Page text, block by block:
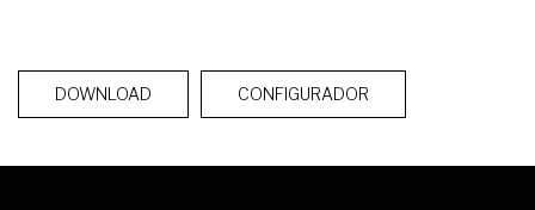
DOWNLOAD CONFIGURADOR